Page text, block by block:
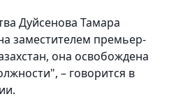
Дуйсенова Тамара
заместителем премьер-
она освобождена
– говорится в